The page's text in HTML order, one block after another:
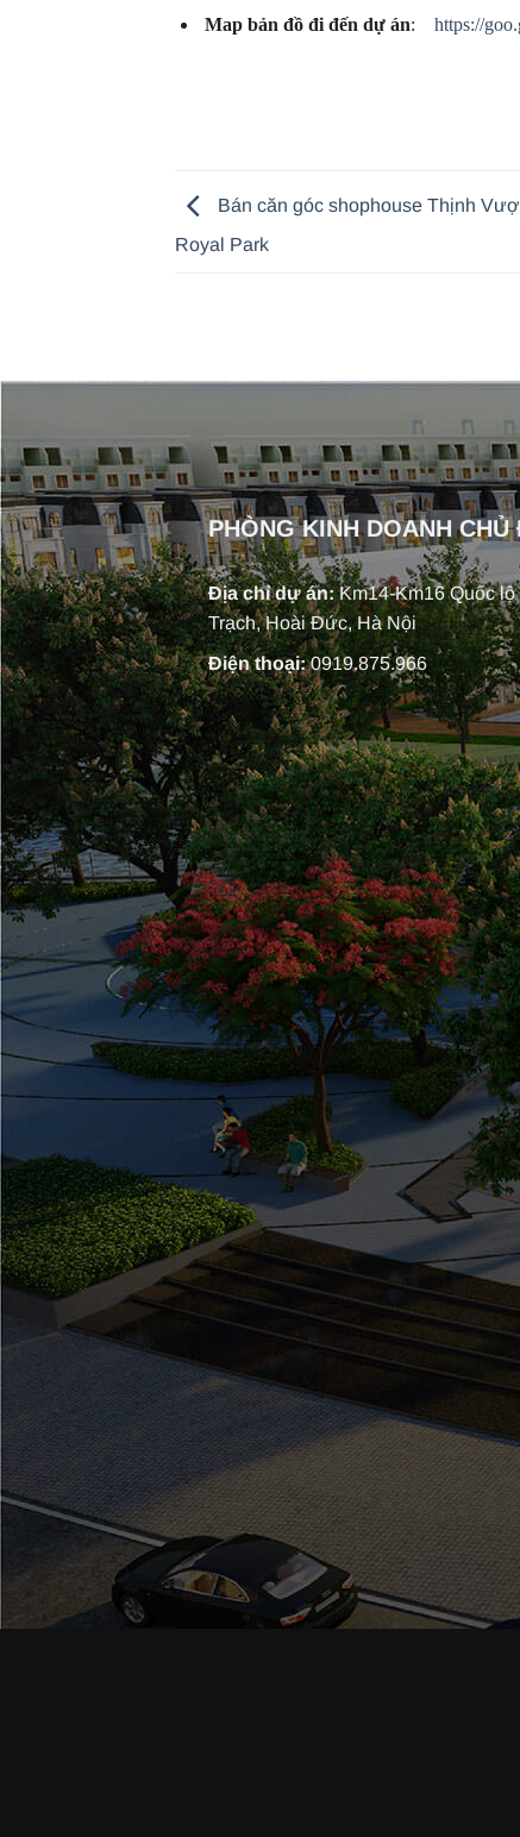
Map bản đồ đi đến dự án: https://
Bán căn góc shophouse Thịnh
Royal Park
PHÒNG KINH DOANH
Địa chỉ dự án:Km14-Km16 Quốc lộ
Trạch, Hoài Đức, Hà Nội
Điện thoại:0919.875.966